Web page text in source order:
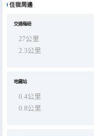
住宿周邊
交通樞紐
27公里
2.3公里
地鐵站
0.4公里
0.8公里